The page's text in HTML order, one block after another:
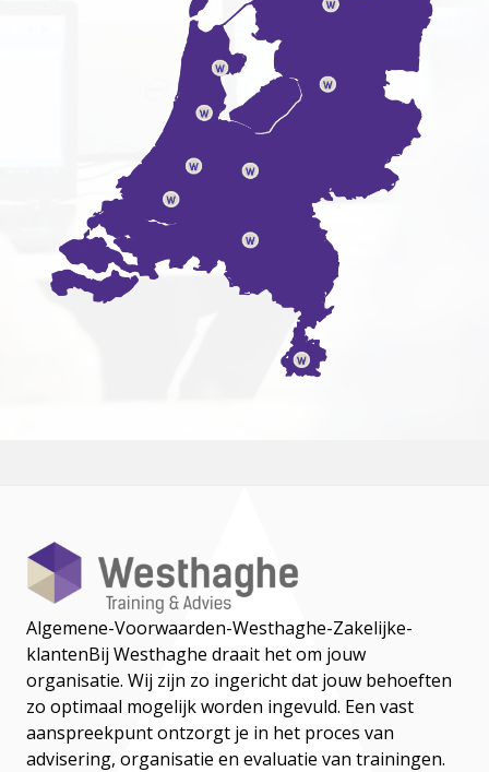
Algemene-Voorwaarden-Westhaghe-Zakelijke-
klantenBij Westhaghe draait het om jouw
organisatie. Wij zijn zo ingericht dat jouw behoeften
zo optimaal mogelijk worden ingevuld. Een vast
aanspreekpunt ontzorgt je in het proces van
advisering, organisatie en evaluatie van trainingen.